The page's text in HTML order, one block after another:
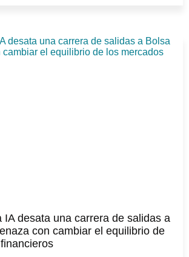
IA desata una carrera de salidas a
con cambiar el equilibrio de